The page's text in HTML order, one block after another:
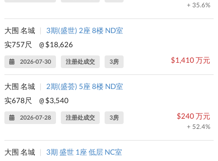
+ 35.6%
大围 名城 |
3期(盛世) 2座 8楼 ND室
实757尺
@ $18,626
2026-07-30 注册处成交 3房 $1,410 万元
大围 名城 |
2期(盛荟) 5座 8楼 ND室
实678尺
@ $3,540
2026-07-28 注册处成交 3房 $240 万元
+ 52.4%
大围 名城 |
3期 盛世 1座 低层 NC室